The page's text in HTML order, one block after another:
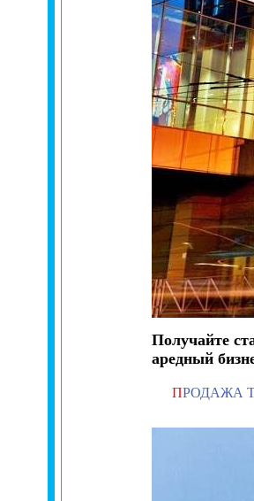
Получайте
аредный
ПРОДАЖА